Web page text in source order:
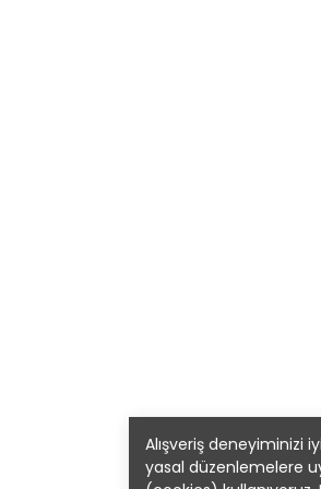
Alışveriş deneyiminizi
yasal düzenlemelere